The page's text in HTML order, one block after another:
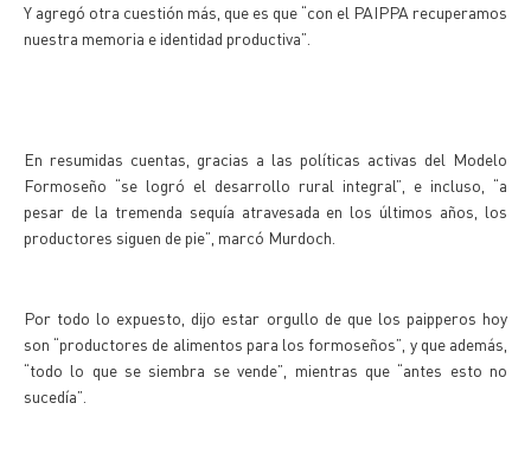
Y agregó otra cuestión más, que es que “con el PAIPPA recuperamos
nuestra memoria e identidad productiva”.
En resumidas cuentas, gracias a las políticas activas del Modelo
Formoseño “se logró el desarrollo rural integral”, e incluso, “a
pesar de la tremenda sequía atravesada en los últimos años, los
productores siguen de pie”, marcó Murdoch.
Por todo lo expuesto, dijo estar orgullo de que los paipperos hoy
son “productores de alimentos para los formoseños”, y que además,
“todo lo que se siembra se vende”, mientras que “antes esto no
sucedía”.